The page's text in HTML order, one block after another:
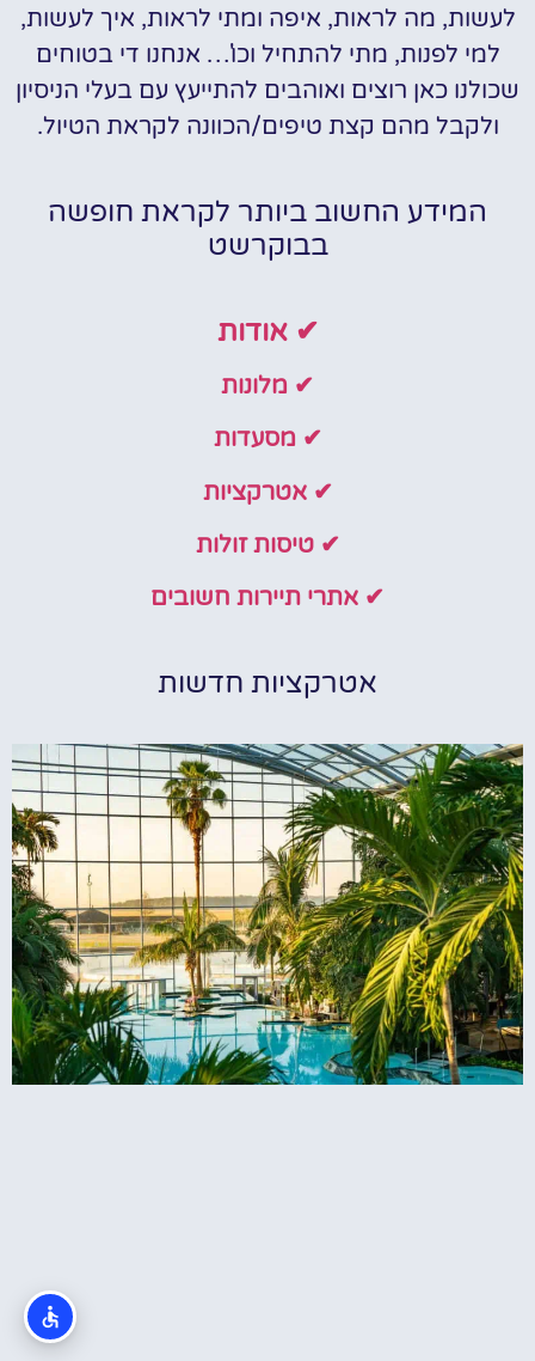
לעשות, מה לראות, איפה ומתי לראות, איך לעשות,
למי לפנות, מתי להתחיל וכו'… אנחנו די בטוחים
שכולנו כאן רוצים ואוהבים להתייעץ עם בעלי הניסיון
ולקבל מהם קצת טיפים/הכוונה לקראת הטיול.
המידע החשוב ביותר לקראת חופשה
בבוקרשט
✔ אודות
✔ מלונות
✔ מסעדות
✔ אטרקציות
✔ טיסות זולות
✔ אתרי תיירות חשובים
אטרקציות חדשות